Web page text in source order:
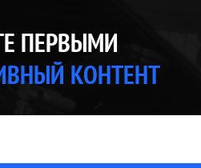
ПЕРВЫМИ
КОНТЕНТ